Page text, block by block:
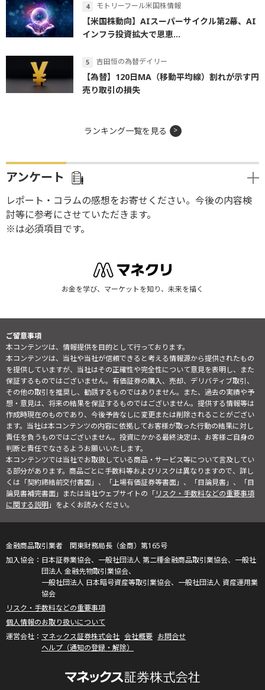
モトリーフール米国株情報
【米国株動向】AIスーパーサイクル第2幕、AI
インフラ投資拡大で恩恵...
吉田恒の為替デイリー
【為替】120日MA（移動平均線）割れが示す円
売り取引の損失
ランキング一覧を見る
アンケート
レポート・コラムの感想をお寄せください。今後の内容検
討等に参考にさせていただきます。
※は必須項目です。
お金を学び、マーケットを知り、未来を描く
ご留意事項
本コンテンツは、情報提供を目的として行っております。
本コンテンツは、当社や当社が信頼できると考える情報源から提供されたもの
を提供していますが、当社はその正確性や完全性について意見を表明し、また
保証するものではございません。有価証券の購入、売却、デリバティブ取引、
その他の取引を推奨し、勧誘するものではありません。また、過去の実績や予
想・意見は、将来の結果を保証するものではございません。提供する情報等は
作成時現在のものであり、今後予告なしに変更または削除されることがござい
ます。当社は本コンテンツの内容に依拠してお客様が取った行動の結果に対し
責任を負うものではございません。投資にかかる最終決定は、お客様ご自身の
判断と責任でなさるようお願いいたします。
本コンテンツでは当社でお取扱している商品・サービス等について言及してい
る部分があります。商品ごとに手数料等およびリスクは異なりますので、詳し
くは「契約締結前交付書面」、「上場有価証券等書面」、「目論見書」、「目
論見書補完書面」または当社ウェブサイトの「リスク・手数料などの重要事項
に関する説明」をよくお読みください。
金融商品取引業者 関東財務局長（金商）第165号
日本証券業協会、一般社団法人 第二種金融商品取引業協会、一般社
団法人 金融先物取引業協会、
一般社団法人 日本暗号資産等取引業協会、一般社団法人 資産運用業
協会
リスク・手数料などの重要事項
個人情報のお取り扱いについて
マネックス証券株式会社 会社概要 お問合せ
ヘルプ（通知の登録・解除）